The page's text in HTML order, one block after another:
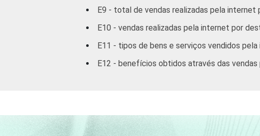
Ativ. Cinema/ Vídeo/
Base: 821 empresas que fizeram compras
Fonte: NIC.br - Ago/Nov 2006.
E9 - total de vendas realizadas pela
E10 - vendas realizadas pela internet por
E11 - tipos de bens e serviços vendidos
E12 - benefícios obtidos através das